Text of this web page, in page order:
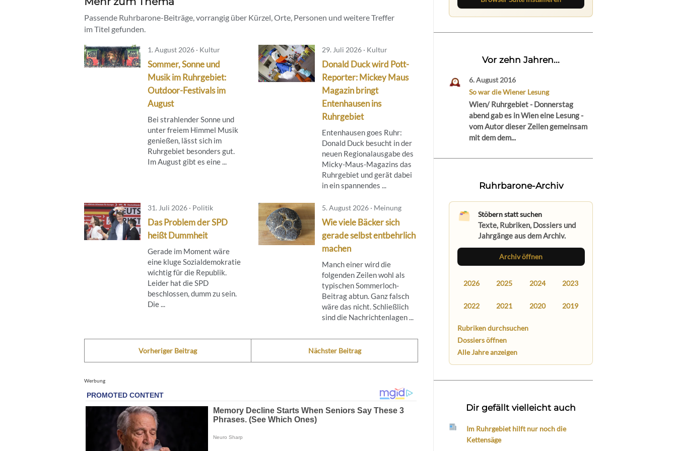
Passende Ruhrbarone-Beiträge, vorrangig über Kürzel, Orte, Personen und weitere Treffer
im Titel gefunden.
1. August 2026 · Kultur
Sommer, Sonne und
Musik im Ruhrgebiet:
Outdoor-Festivals im
August
Bei strahlender Sonne und
unter freiem Himmel Musik
genießen, lässt sich im
Ruhrgebiet besonders gut.
Im August gibt es eine ...
29. Juli 2026 · Kultur
Donald Duck wird Pott-
Reporter: Mickey Maus
Magazin bringt
Entenhausen ins
Ruhrgebiet
Entenhausen goes Ruhr:
Donald Duck besucht in der
neuen Regionalausgabe des
Micky‑Maus‑Magazins das
Ruhrgebiet und gerät dabei
in ein spannendes ...
31. Juli 2026 · Politik
Das Problem der SPD
heißt Dummheit
Gerade im Moment wäre
eine kluge Sozialdemokratie
wichtig für die Republik.
Leider hat die SPD
beschlossen, dumm zu sein.
Die ...
5. August 2026 · Meinung
Wie viele Bäcker sich
gerade selbst entbehrlich
machen
Manch einer wird die
folgenden Zeilen wohl als
typischen Sommerloch-
Beitrag abtun. Ganz falsch
wäre das nicht. Schließlich
sind die Nachrichtenlagen ...
Vorheriger Beitrag Nächster Beitrag
Werbung
Vor zehn Jahren...
6. August 2016
So war die Wiener Lesung
Wien/ Ruhrgebiet - Donnerstag
abend gab es in Wien eine Lesung -
vom Autor dieser Zeilen gemeinsam
mit dem dem...
Ruhrbarone-Archiv
Stöbern statt suchen
Texte, Rubriken, Dossiers und
Jahrgänge aus dem Archiv.
Archiv öffnen
2026 2025 2024 2023
2022 2021 2020 2019
Rubriken durchsuchen
Dossiers öffnen
Alle Jahre anzeigen
Dir gefällt vielleicht auch
Im Ruhrgebiet hilft nur noch die
Kettensäge